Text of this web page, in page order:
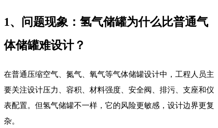
1、问题现象：氢气储罐为什么比普通气
体储罐难设计？
在普通压缩空气、氮气、氧气等气体储罐设计中，工程人员主
要关注设计压力、容积、材料强度、安全阀、排污、支座和仪
表配置。但氢气储罐不一样，它的风险更敏感，设计边界更复
杂。